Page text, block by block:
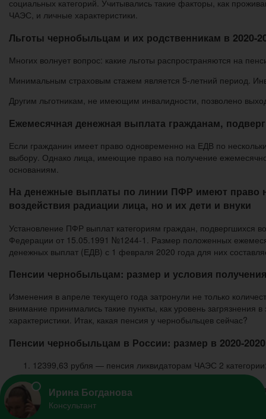
социальных категорий. Учитывались такие факторы, как
ЧАЭС, и личные характеристики.
Льготы чернобыльцам и их родственникам в 2020-
Многих волнует вопрос: какие льготы распространяются на
Минимальным страховым стажем является 5-летний период.
Другим льготникам, не имеющим инвалидности, позволено
Ежемесячная денежная выплата гражданам,
Если гражданин имеет право одновременно на ЕДВ по
выбору. Однако лица, имеющие право на получение
основаниям.
На денежные выплаты по линии ПФР имеют право
воздействия радиации лица, но и их дети и внуки
Установление ПФР выплат категориям граждан, подвергшихся
Федерации от 15.05.1991 №1244-1. Размер положенных
денежных выплат (ЕДВ) с 1 февраля 2020 года для них
Пенсии чернобыльцам: размер и условия получения
Изменения в апреле текущего года затронули не только
внимание принимались такие пункты, как уровень
характеристики. Итак, какая пенсия у чернобыльцев сейчас?
Пенсии чернобыльцам в России: размер в 2020-
12399,63 рубля — пенсия ликвидаторам ЧАЭС 2
потерявшие обоих кормильцев;
9919,70 рублей — гражданам, проживающим и
6199,81 рублей — инвалидам третьей группы;